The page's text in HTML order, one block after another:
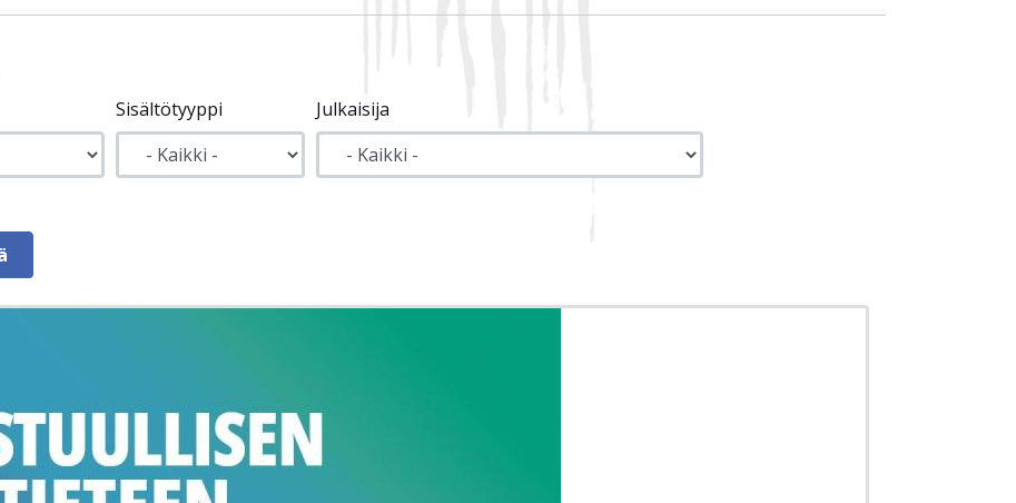
Sisältötyyppi Julkaisija